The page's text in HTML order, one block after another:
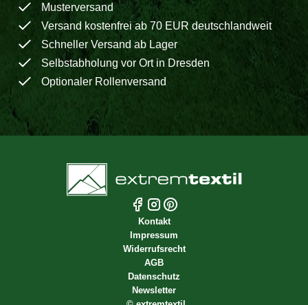
Musterversand
Versand kostenfrei ab 70 EUR deutschlandweit
Schneller Versand ab Lager
Selbstabholung vor Ort in Dresden
Optionaler Rollenversand
Kontakt
Impressum
Widerrufsrecht
AGB
Datenschutz
Newsletter